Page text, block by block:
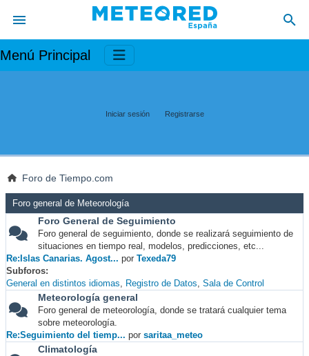
Menú Principal
Iniciar sesión Registrarse
Foro de Tiempo.com
Foro general de Meteorología
Foro General de Seguimiento
Foro general de seguimiento, donde se realizará seguimiento de
situaciones en tiempo real, modelos, predicciones, etc...
Re:Islas Canarias. Agost... por Texeda79
Subforos
General en distintos idiomas
Registro de Datos Sala de Control
Meteorología general
Foro general de meteorología, donde se tratará cualquier tema
sobre meteorología.
Re:Seguimiento del tiemp... por saritaa_meteo
Climatología